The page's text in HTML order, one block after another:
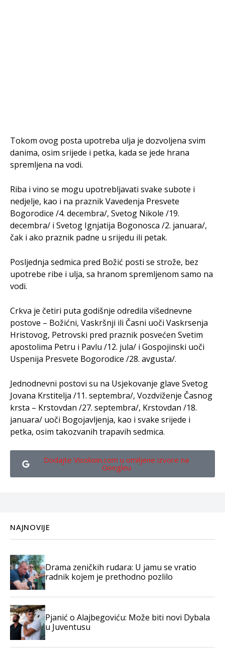
Tokom ovog posta upotreba ulja je dozvoljena svim
danima, osim srijede i petka, kada se jede hrana
spremljena na vodi.
Riba i vino se mogu upotrebljavati svake subote i
nedjelje, kao i na praznik Vavedenja Presvete
Bogorodice /4. decembra/, Svetog Nikole /19.
decembra/ i Svetog Ignjatija Bogonosca /2. januara/,
čak i ako praznik padne u srijedu ili petak.
Posljednja sedmica pred Božić posti se strože, bez
upotrebe ribe i ulja, sa hranom spremljenom samo na
vodi.
Crkva je četiri puta godišnje odredila višednevne
postove – Božićni, Vaskršnji ili Časni uoči Vaskrsenja
Hristovog, Petrovski pred praznik posvećen Svetim
apostolima Petru i Pavlu /12. jula/ i Gospojinski uoči
Uspenija Presvete Bogorodice /28. avgusta/.
Jednodnevni postovi su na Usjekovanje glave Svetog
Jovana Krstitelja /11. septembra/, Vozdviženje Časnog
krsta – Krstovdan /27. septembra/, Krstovdan /18.
januara/ uoči Bogojavljenja, kao i svake srijede i
petka, osim takozvanih trapavih sedmica.
Dodajte Visokoin.com u omiljene izvore na
Googleu
NAJNOVIJE
Drama zeničkih rudara: U jamu se vratio
radnik kojem je prethodno pozlilo
Pjanić o Alajbegoviću: Može biti novi Dybala
u Juventusu